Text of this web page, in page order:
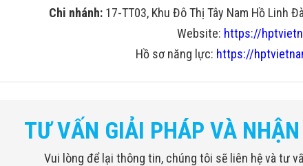
Chi nhánh:17-TT03, Khu Đô Thị Tây Nam Hồ Linh
Website: https://
Hồ sơ năng lực: https://
TƯ VẤN GIẢI PHÁP VÀ
Vui lòng để lại thông tin, chúng tôi sẽ liên hệ và tư